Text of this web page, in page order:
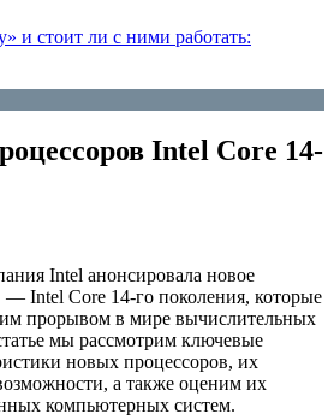
и стоит ли с ними работать:
Intel Core 14-
Intel анонсировала новое
— Intel Core 14-го поколения, которые
прорывом в мире вычислительных
мы рассмотрим ключевые
новых процессоров, их
а также оценим их
компьютерных систем.